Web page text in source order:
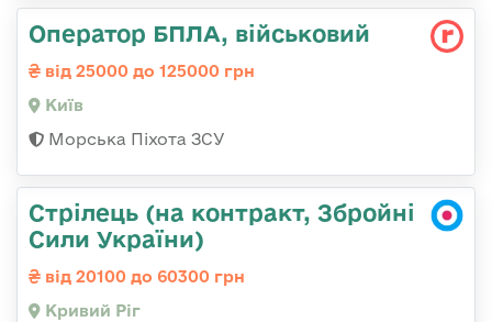
Оператор БПЛА, військовий
від 25000 до 125000 грн
Київ
Морська Піхота ЗСУ
Стрілець (на контракт, Збройні
Сили України)
від 20100 до 60300 грн
Кривий Ріг